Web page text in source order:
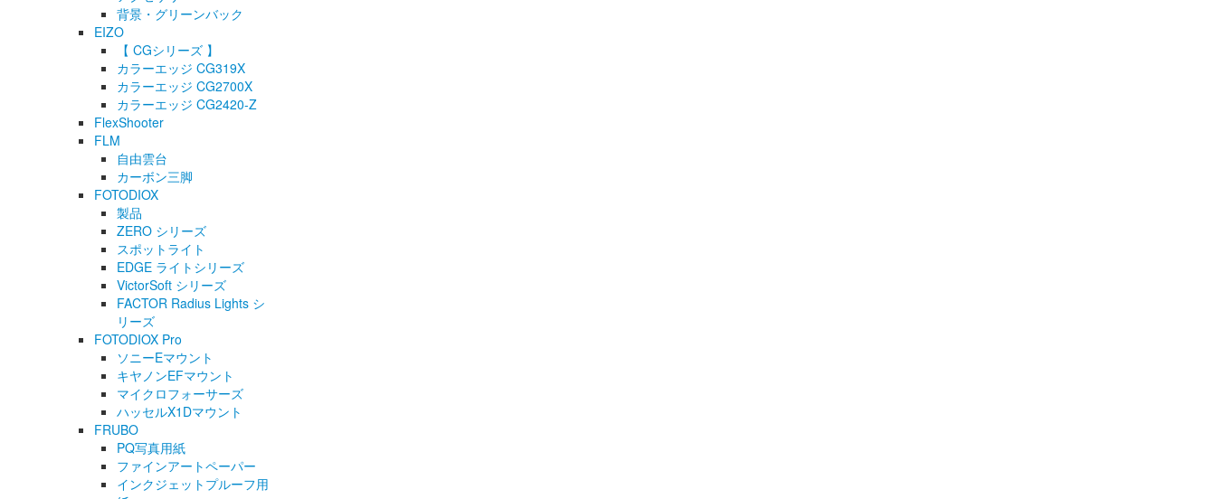
背景・グリーンバック
EIZO
【 CGシリーズ 】
カラーエッジ CG319X
カラーエッジ CG2700X
カラーエッジ CG2420-Z
FlexShooter
FLM
自由雲台
カーボン三脚
FOTODIOX
製品
ZERO シリーズ
スポットライト
EDGE ライトシリーズ
VictorSoft シリーズ
FACTOR Radius Lights シ
リーズ
FOTODIOX Pro
ソニーEマウント
キヤノンEFマウント
マイクロフォーサーズ
ハッセルX1Dマウント
FRUBO
PQ写真用紙
ファインアートペーパー
インクジェットプルーフ用